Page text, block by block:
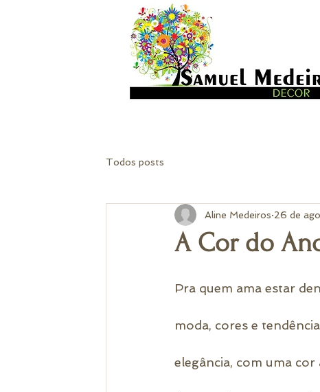
Todos posts
A Cor do
Aline Medeiros 26 de
Pra quem ama estar
moda, cores e
elegância, com uma